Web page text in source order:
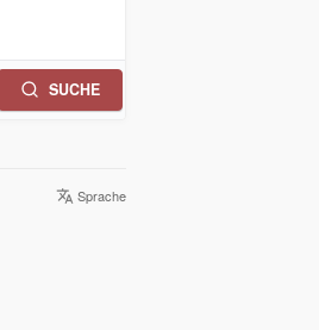
SUCHE
Sprache